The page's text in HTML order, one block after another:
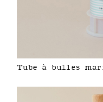
Tube à bulles